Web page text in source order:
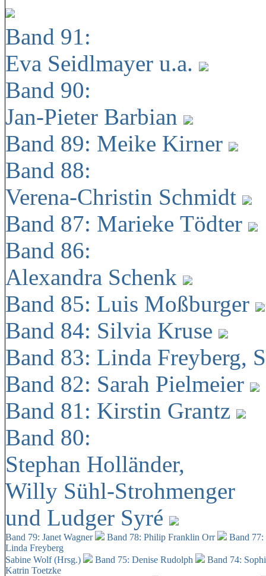
Band 91:
Eva Seidlmayer u.a.
Band 90:
Jan-Pieter Barbian
Band 89: Meike Kirner
Band 88:
Verena-Christin Schmidt
Band 87: Marieke Tödter
Band 86:
Alexandra Schenk
Band 85: Luis Moßburger
Band 84: Silvia Kruse
Band 83: Linda Freyberg,
Band 82: Sarah Pielmeier
Band 81: Kirstin Grantz
Band 80:
Stephan Holländer,
Willy Sühl-Strohmenger
und Ludger Syré
Band 79: Janet Wagner Band 78: Philip Franklin Orr
Band
Linda Freyberg
Sabine Wolf (Hrsg.)
Band 75: Denise Rudolph
Band 74:
Katrin Toetzke